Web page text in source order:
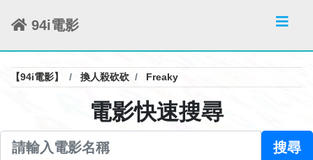
94i電影
【94i電影】 換人殺砍砍 Freaky
電影快速搜尋
搜尋